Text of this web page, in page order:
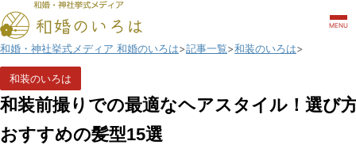
MENU
和婚・神社挙式メディア 和婚のいろは 記事一覧 和装のいろは
和装のいろは
和装前撮りでの最適なヘアスタイル！選び
おすすめの髪型15選